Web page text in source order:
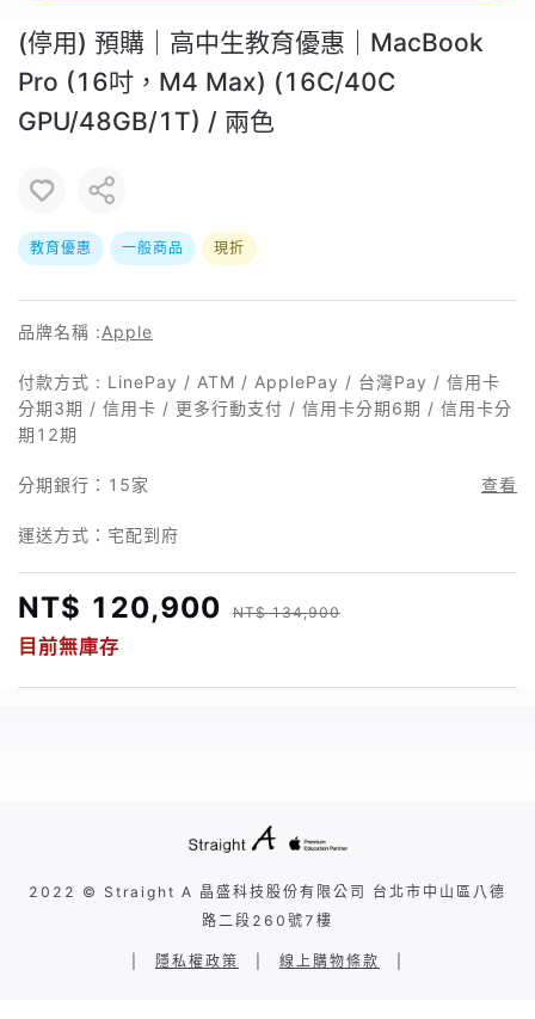
(停用) 預購｜高中生教育優惠｜MacBook
Pro (16吋，M4 Max) (16C/40C
GPU/48GB/1T) / 兩色
教育優惠 一般商品 現折
品牌名稱 :Apple
付款方式 : LinePay / ATM / ApplePay / 台灣Pay / 信用卡
分期3期 / 信用卡 / 更多行動支付 / 信用卡分期6期 / 信用卡分
期12期
分期銀行： 15家 查看
運送方式：宅配到府
NT$ 120,900 NT$ 134,900
目前無庫存
2022 © Straight A 晶盛科技股份有限公司 台北市中山區八德
路二段260號7樓
隱私權政策 線上購物條款